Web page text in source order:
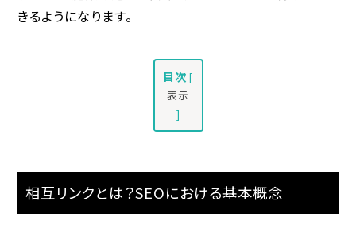
きるようになります。
目次 [
表示
]
相互リンクとは？SEOにおける基本概念